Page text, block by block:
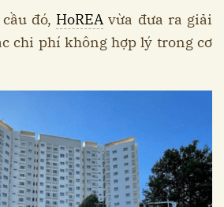
đó, HoREA vừa đưa ra giải
chi phí không hợp lý trong cơ